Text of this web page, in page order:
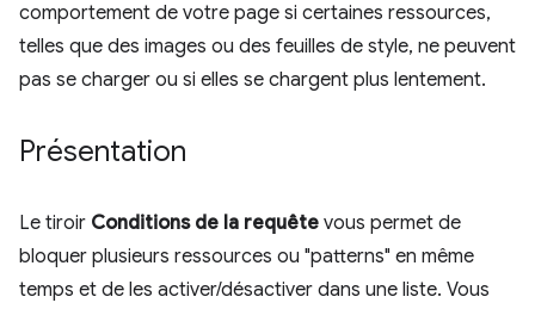
comportement de votre page si certaines ressources,
telles que des images ou des feuilles de style, ne peuvent
pas se charger ou si elles se chargent plus lentement.
Présentation
Le tiroir Conditions de la requête vous permet de
bloquer plusieurs ressources ou "patterns" en même
temps et de les activer/désactiver dans une liste. Vous